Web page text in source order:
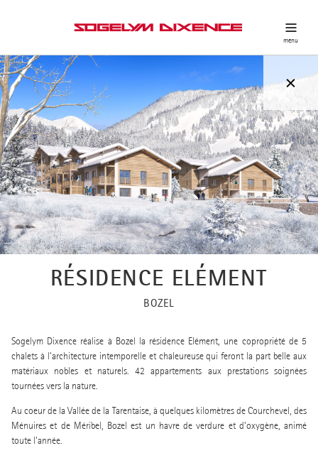
RÉSIDENCE ELÉMENT
BOZEL
Sogelym Dixence réalise à Bozel la résidence Elément, une copropriété de 5
chalets à l'architecture intemporelle et chaleureuse qui feront la part belle aux
matériaux nobles et naturels. 42 appartements aux prestations soignées
tournées vers la nature.
Au coeur de la Vallée de la Tarentaise, à quelques kilomètres de Courchevel, des
Ménuires et de Méribel, Bozel est un havre de verdure et d'oxygène, animé
toute l'année.